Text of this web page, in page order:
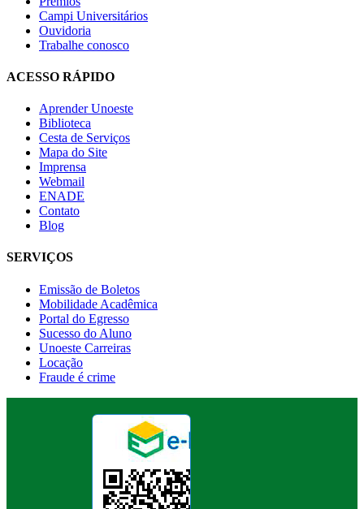
Campi Universitários
Ouvidoria
Trabalhe conosco
ACESSO RÁPIDO
Aprender Unoeste
Biblioteca
Cesta de Serviços
Mapa do Site
Imprensa
Webmail
ENADE
Contato
Blog
SERVIÇOS
Emissão de Boletos
Mobilidade Acadêmica
Portal do Egresso
Sucesso do Aluno
Unoeste Carreiras
Locação
Fraude é crime